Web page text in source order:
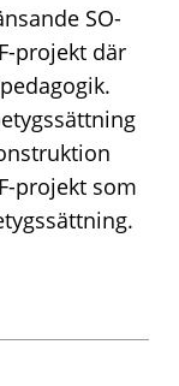
SO-
projekt där
projekt som